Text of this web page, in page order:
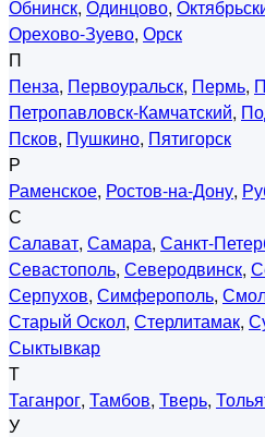
Обнинск, Одинцово,
Орехово-Зуево, Орск
П
Пенза, Первоуральск, Пермь,
Петропавловск-Камчатский,
Псков, Пушкино, Пятигорск
Р
Раменское, Ростов-на-Дону,
С
Салават, Самара, Санкт-
Севастополь, Северодвинск,
Серпухов, Симферополь,
Старый Оскол, Стерлитамак,
Сыктывкар
Т
Таганрог, Тамбов, Тверь,
У